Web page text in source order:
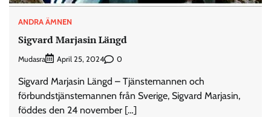
ANDRA ÄMNEN
Sigvard Marjasin Längd
Mudasra April 25, 2024 0
Sigvard Marjasin Längd – Tjänstemannen och
förbundstjänstemannen från Sverige, Sigvard Marjasin,
föddes den 24 november […]